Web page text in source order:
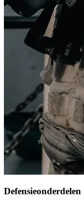
Defensieonderdelen